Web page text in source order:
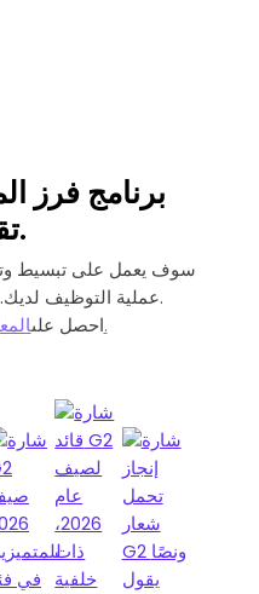
برنامج فرز
.
عملية التوظيف لديك. ولكن لا تأخذ بكلامنا فقط.
احصل علىالمعلومات من عملائنا.